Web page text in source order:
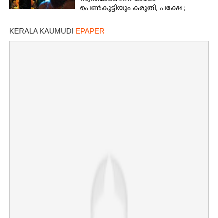
പെൺകുട്ടിയും കരുതി,​ പക്ഷേ ;
ടോക്സിക് ട്രെയിലർ
KERALA KAUMUDI EPAPER